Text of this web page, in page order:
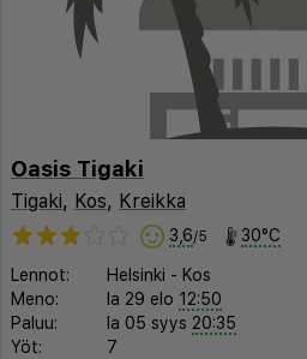
Oasis Tigaki
Tigaki, Kos, Kreikka
3,6/5 30°C
Lennot: Helsinki - Kos
Meno:
la 29 elo 12:50
Paluu:
la 05 syys 20:35
Yöt:
7